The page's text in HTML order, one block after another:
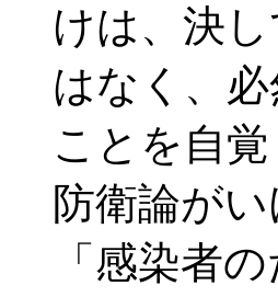
けは、決
はなく、
ことを自
防衛論が
「感染者